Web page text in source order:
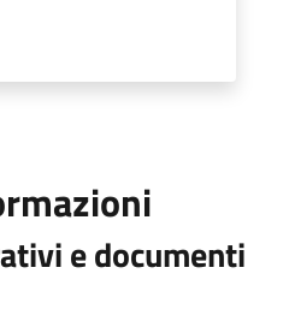
e documenti